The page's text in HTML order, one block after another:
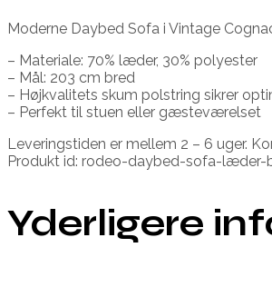
Moderne Daybed Sofa i Vintage
– Materiale: 70% læder, 30% polyester
– Mål: 203 cm bred
– Højkvalitets skum polstring sikrer
– Perfekt til stuen eller gæsteværelset
Leveringstiden er mellem 2 – 6 uger.
Produkt id: rodeo-daybed-sofa-
Yderligere